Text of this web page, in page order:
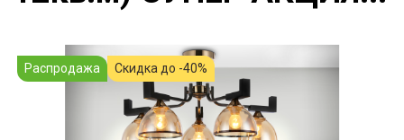
Распродажа Скидка до -40%